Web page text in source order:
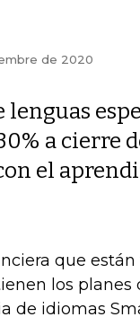
de 2020
lenguas
a cierre
el
que
los
de idiomas